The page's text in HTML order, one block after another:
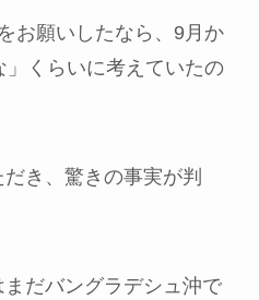
お願いしたなら、9月か
くらいに考えていたの
き、驚きの事実が判
だバングラデシュ沖で